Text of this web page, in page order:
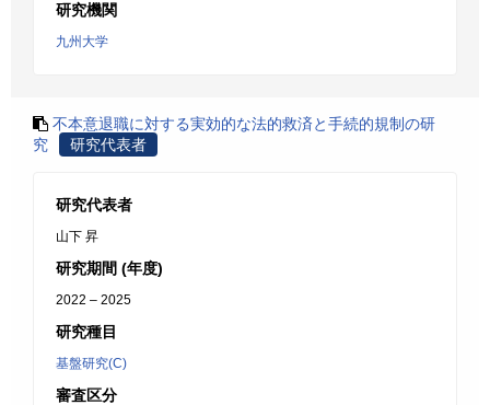
研究機関
九州大学
不本意退職に対する実効的な法的救済と手続的規制の研
究
研究代表者
研究代表者
山下 昇
研究期間 (年度)
2022 – 2025
研究種目
基盤研究(C)
審査区分